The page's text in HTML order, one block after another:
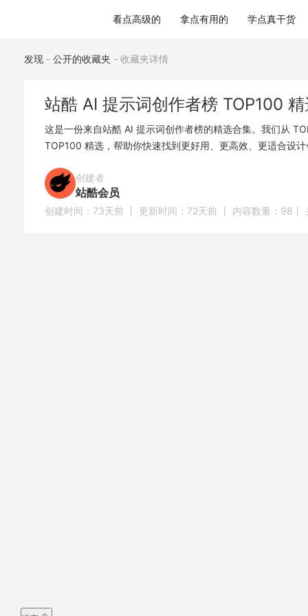
看点高级的 拿点有用的 学点真干货
站酷 AI 提示词创作者榜 TOP100 精选
发现 - 公开的收藏夹 - 收藏夹详情
站酷 AI 提示词创作者榜 TOP100
这是一份来自站酷 AI 提示词创作者榜的精选合集。我们从
TOP100 精选，帮助你快速找到更好用、更高效、更适合设
创建者
站酷会员
创建时间： 73天前 丨 更新时间： 72天前 丨 内容数量： 98 丨